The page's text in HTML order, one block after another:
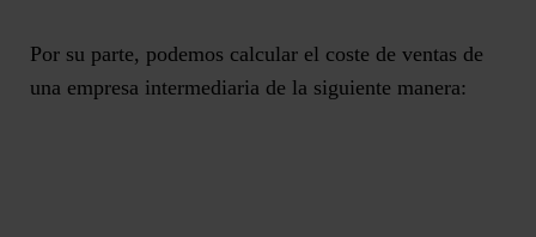
Por su parte, podemos calcular el coste de ventas de
una empresa intermediaria de la siguiente manera: